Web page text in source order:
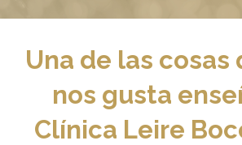
Una de las cosas
nos gusta
Clínica Leire